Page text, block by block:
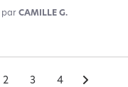
parCAMILLE G.
2 3 4